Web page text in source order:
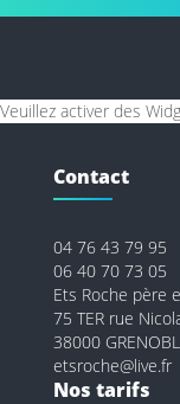
Veuillez activer des
Contact
04 76 43 79 95
06 40 70 73 05
Ets Roche père
75 TER rue
38000
etsroche@live.fr
Nos tarifs